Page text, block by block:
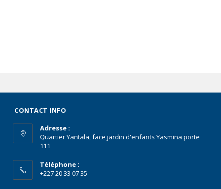
CONTACT INFO
Adresse :
Quartier Yantala, face jardin d'enfants Yasmina porte
111
Téléphone :
+227 20 33 07 35